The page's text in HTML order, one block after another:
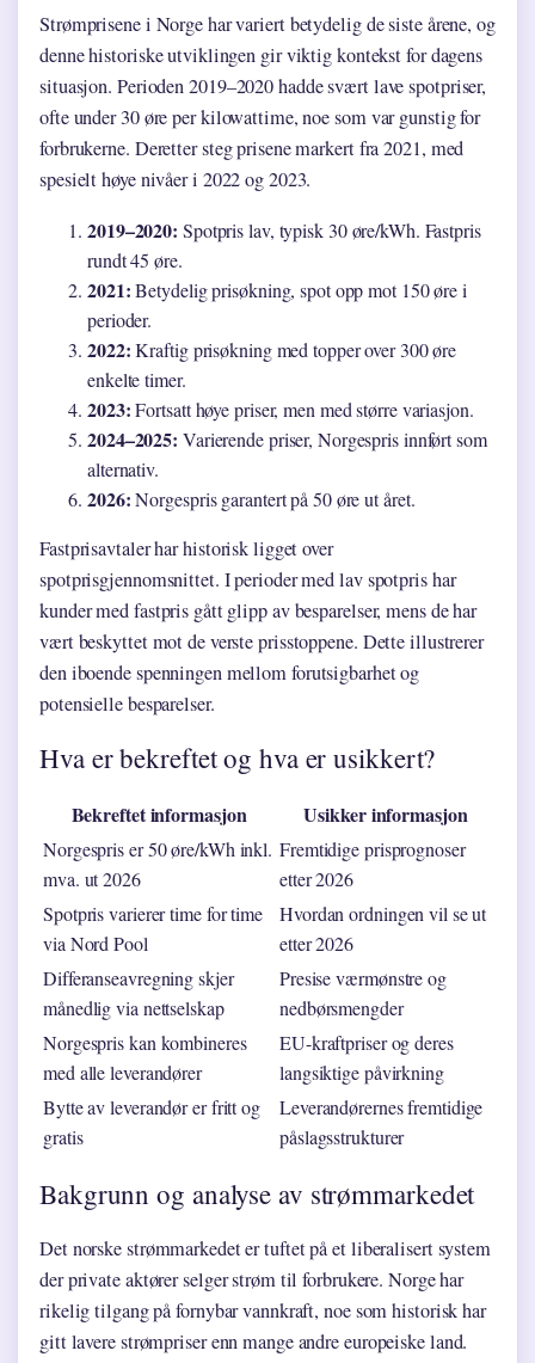
Strømprisene i Norge har variert betydelig de siste årene, og
denne historiske utviklingen gir viktig kontekst for dagens
situasjon. Perioden 2019–2020 hadde svært lave spotpriser,
ofte under 30 øre per kilowattime, noe som var gunstig for
forbrukerne. Deretter steg prisene markert fra 2021, med
spesielt høye nivåer i 2022 og 2023.
2019–2020: Spotpris lav, typisk 30 øre/kWh. Fastpris
rundt 45 øre.
2021:Betydelig prisøkning, spot opp mot 150 øre i
perioder.
2022:Kraftig prisøkning med topper over 300 øre
enkelte timer.
2023:Fortsatt høye priser, men med større variasjon.
2024–2025: Varierende priser, Norgespris innført som
alternativ.
2026:Norgespris garantert på 50 øre ut året.
Fastprisavtaler har historisk ligget over
spotprisgjennomsnittet. I perioder med lav spotpris har
kunder med fastpris gått glipp av besparelser, mens de har
vært beskyttet mot de verste prisstoppene. Dette illustrerer
den iboende spenningen mellom forutsigbarhet og
potensielle besparelser.
Hva er bekreftet og hva er usikkert?
Bekreftet informasjon Usikker informasjon
Norgespris er 50 øre/kWh inkl.
mva. ut 2026
Fremtidige prisprognoser
etter 2026
Spotpris varierer time for time
via Nord Pool
Hvordan ordningen vil se ut
etter 2026
Differanseavregning skjer
månedlig via nettselskap
Presise værmønstre og
nedbørsmengder
Norgespris kan kombineres
med alle leverandører
EU-kraftpriser og deres
langsiktige påvirkning
Bytte av leverandør er fritt og
gratis
Leverandørernes fremtidige
påslagsstrukturer
Bakgrunn og analyse av strømmarkedet
Det norske strømmarkedet er tuftet på et liberalisert system
der private aktører selger strøm til forbrukere. Norge har
rikelig tilgang på fornybar vannkraft, noe som historisk har
gitt lavere strømpriser enn mange andre europeiske land.